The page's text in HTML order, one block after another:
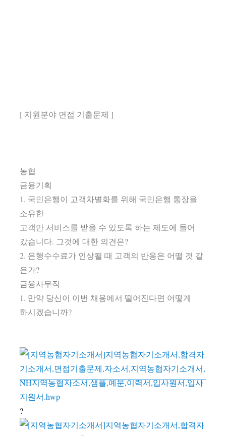
[ 지원분야 면접 기출문제 ]
농협
금융기획
1. 국민은행이 고객차별화를 위해 국민은행 통장을
소유한
고객만 서비스를 받을 수 있도록 하는 제도에 들어
갔습니다. 그것에 대한 의견은?
2. 은행수수료가 인상될 때 고객의 반응은 어떨 것 같
은가?
금융사무직
1. 만약 당신이 이번 채용에서 떨어진다면 어떻게
하시겠습니까?
?